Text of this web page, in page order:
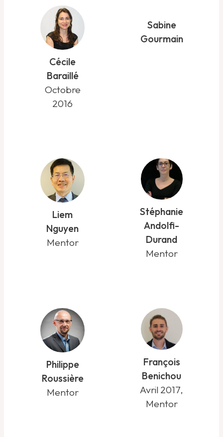
Cécile
Baraillé
Octobre
2016
Sabine
Gourmain
Liem
Nguyen
Mentor
Stéphanie
Andolfi-
Durand
Mentor
Philippe
Roussière
Mentor
François
Benichou
Avril 2017,
Mentor